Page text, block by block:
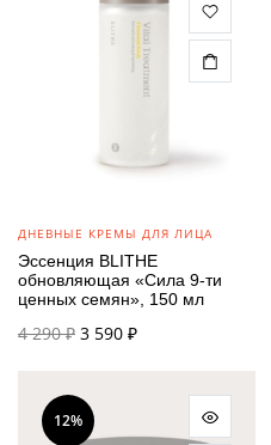
ДНЕВНЫЕ КРЕМЫ ДЛЯ ЛИЦА
Эссенция BLITHE
обновляющая «Сила 9-ти
ценных семян», 150 мл
4 290₽ Первоначальная
4 290 ₽.
3 590 ₽Текущая
12%